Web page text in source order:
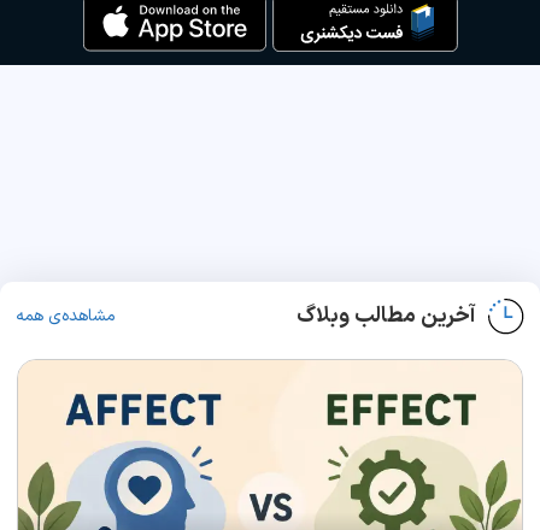
آخرین مطالب وبلاگ مشاهده‌ی همه